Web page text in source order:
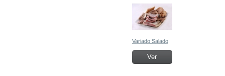
Variado Salado
Ver